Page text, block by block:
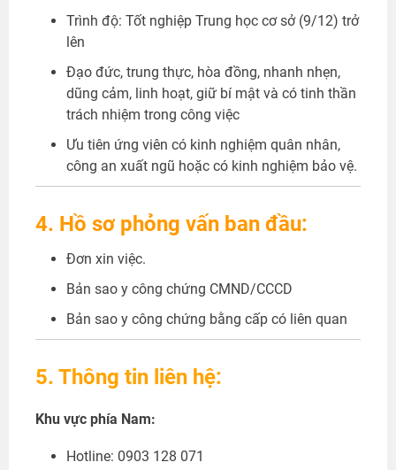
Trình độ: Tốt nghiệp Trung học cơ sở (9/12) trở
lên
Đạo đức, trung thực, hòa đồng, nhanh nhẹn,
dũng cảm, linh hoạt, giữ bí mật và có tinh thần
trách nhiệm trong công việc
Ưu tiên ứng viên có kinh nghiệm quân nhân,
công an xuất ngũ hoặc có kinh nghiệm bảo vệ.
4. Hồ sơ phỏng vấn ban đầu:
Đơn xin việc.
Bản sao y công chứng CMND/CCCD
Bản sao y công chứng bằng cấp có liên quan
5. Thông tin liên hệ:
Khu vực phía Nam:
Hotline: 0903 128 071